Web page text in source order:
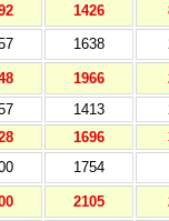
1426
1638
1966
1413
1696
1754
2105